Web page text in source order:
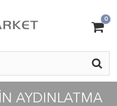
0
AYDINLATMA